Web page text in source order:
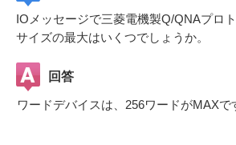
IOメッセージで三菱電機製Q/QNAプロ
サイズの最大はいくつでしょうか。
回答
ワードデバイスは、256ワードがMAXで